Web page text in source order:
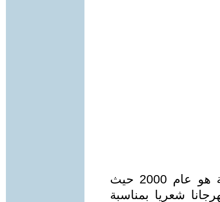
ومن اشد مراحل مامرت به الرابطة هو عام 2000 حيث
شعريا بمناسبة